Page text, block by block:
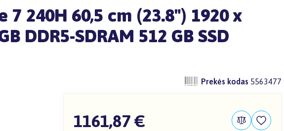
240H 60,5 cm (23.8") 1920 x
DDR5-SDRAM 512 GB SSD
Prekės kodas 5563477
1161,87 €